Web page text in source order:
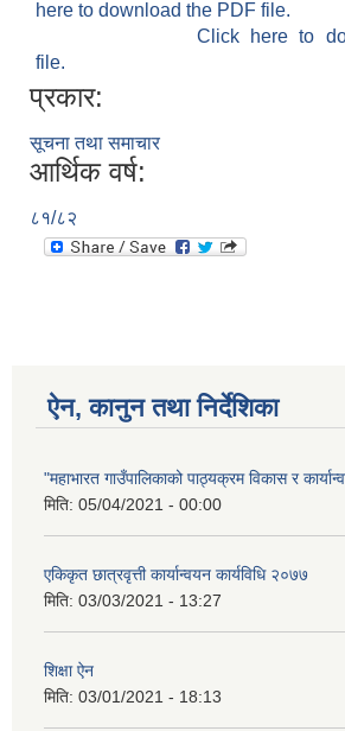
here to download the PDF file.
Click here to
file.
प्रकार:
सूचना तथा समाचार
आर्थिक वर्ष:
८१/८२
ऐन, कानुन तथा निर्देशिका
"महाभारत गाउँपालिकाको पाठ्यक्रम विकास र
मिति: 05/04/2021 - 00:00
एकिकृत छात्रवृत्ती कार्यान्वयन कार्यविधि २०७७
मिति: 03/03/2021 - 13:27
शिक्षा ऐन
मिति: 03/01/2021 - 18:13